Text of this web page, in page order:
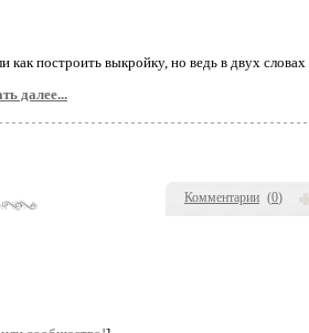
Комментарии (0)
построить выкройку, но ведь в двух
далее...